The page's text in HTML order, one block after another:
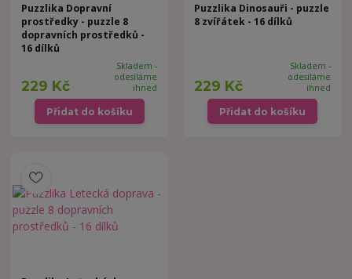
Puzzlika Dopravní
prostředky - puzzle 8
dopravních prostředků -
16 dílků
229 Kč
Skladem -
odesíláme
ihned
Přidat do košíku
Puzzlika Dinosauři - puzzle
8 zvířátek - 16 dílků
229 Kč
Skladem -
odesíláme
ihned
Přidat do košíku